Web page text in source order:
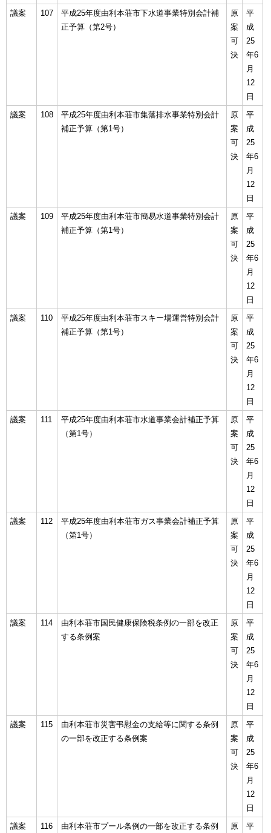
議案
107
平成25年度由利本荘市下水道事業特別会計補
正予算（第2号）
原
案
可
決
平
成
25
年6
月
12
日
議案
108
平成25年度由利本荘市集落排水事業特別会計
補正予算（第1号）
原
案
可
決
平
成
25
年6
月
12
日
議案
109
平成25年度由利本荘市簡易水道事業特別会計
補正予算（第1号）
原
案
可
決
平
成
25
年6
月
12
日
議案
110
平成25年度由利本荘市スキー場運営特別会計
補正予算（第1号）
原
案
可
決
平
成
25
年6
月
12
日
議案
111
平成25年度由利本荘市水道事業会計補正予算
（第1号）
原
案
可
決
平
成
25
年6
月
12
日
議案
112
平成25年度由利本荘市ガス事業会計補正予算
（第1号）
原
案
可
決
平
成
25
年6
月
12
日
議案
114
由利本荘市国民健康保険税条例の一部を改正
する条例案
原
案
可
決
平
成
25
年6
月
12
日
議案
115
由利本荘市災害弔慰金の支給等に関する条例
の一部を改正する条例案
原
案
可
決
平
成
25
年6
月
12
日
議案
116
由利本荘市プール条例の一部を改正する条例
原
平